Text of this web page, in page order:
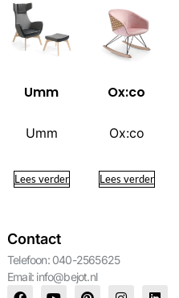
Umm
Umm
Lees verder
Ox:co
Ox:co
Lees verder
Contact
Telefoon: 040-2565625
Email: info@bejot.nl